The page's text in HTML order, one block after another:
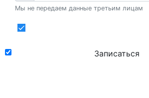
Мы не передаем данные третьим лицам
Записаться